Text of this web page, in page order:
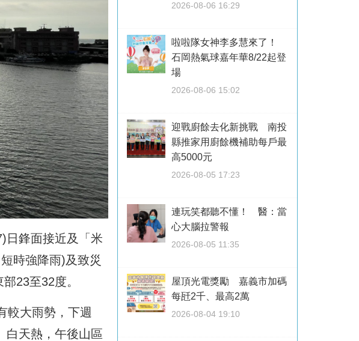
日鋒面接近及「米
時強降雨)及致災
23至32度。
較大雨勢，下週
白天熱，午後山區
2026-08-06 16:29
啦啦隊女神李多慧來了！
石岡熱氣球嘉年華8/22起登
場
2026-08-06 15:02
迎戰廚餘去化新挑戰 南投
縣推家用廚餘機補助每戶最
高5000元
2026-08-05 17:23
連玩笑都聽不懂！ 醫：當
心大腦拉警報
2026-08-05 11:35
屋頂光電獎勵 嘉義市加碼
每瓩2千、最高2萬
2026-08-04 19:10